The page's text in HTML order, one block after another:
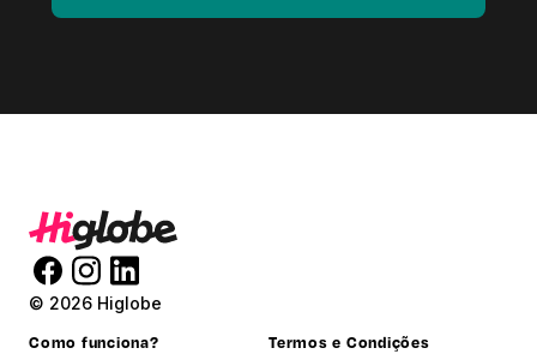
© 2026 Higlobe
Como funciona? Termos e Condições